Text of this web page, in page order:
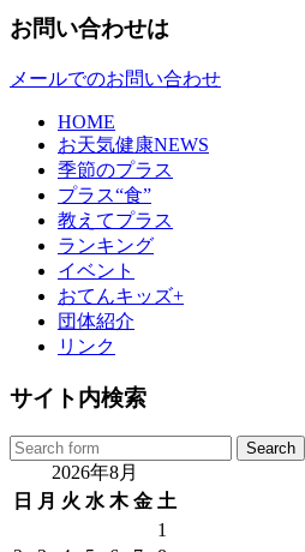
お問い合わせは
メールでのお問い合わせ
HOME
お天気健康NEWS
季節のプラス
プラス“食”
教えてプラス
ランキング
イベント
おてんキッズ+
団体紹介
リンク
サイト内検索
2026年8月
日 月 火 水 木 金 土
1